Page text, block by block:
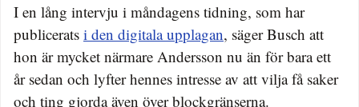
I en lång intervju i måndagens tidning, som har
publicerats i den digitala upplagan, säger Busch att
hon är mycket närmare Andersson nu än för bara ett
år sedan och lyfter hennes intresse av att vilja få saker
och ting gjorda även över blockgränserna.